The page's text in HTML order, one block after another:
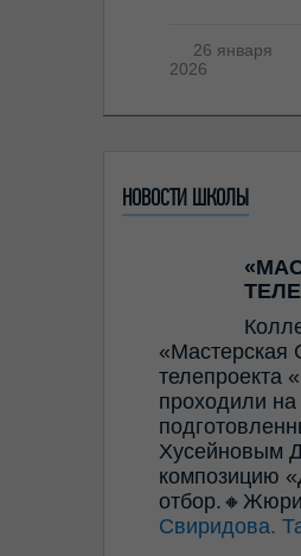
26 января
2026
НОВОСТИ ШКОЛЫ
«Мастерская
телепроекта
проходили
Хусейновым
композицию
Свиридова.